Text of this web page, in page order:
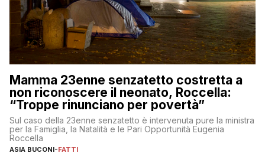
Mamma 23enne senzatetto costretta a
non riconoscere il neonato, Roccella:
“Troppe rinunciano per povertà”
Sul caso della 23enne senzatetto è intervenuta pure la ministra
per la Famiglia, la Natalità e le Pari Opportunità Eugenia
Roccella
ASIA BUCONI-FATTI